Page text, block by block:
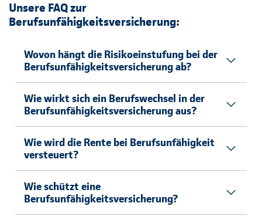
Unsere FAQ zur
Berufsunfähigkeitsversicherung:
Wovon hängt die Risikoeinstufung bei der
Berufsunfähigkeitsversicherung ab?
Wie wirkt sich ein Berufswechsel in der
Berufsunfähigkeitsversicherung aus?
Wie wird die Rente bei Berufsunfähigkeit
versteuert?
Wie schützt eine
Berufsunfähigkeitsversicherung?